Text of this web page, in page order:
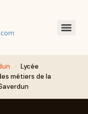
› Lycée
métiers de la